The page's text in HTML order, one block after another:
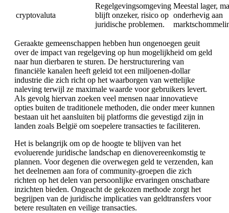
cryptovaluta
Regelgevingsomgeving
blijft onzeker, risico op
juridische problemen.
Meestal lager,
onderhevig aan
Geraakte gemeenschappen hebben hun ongenoegen geuit
over de impact van regelgeving op hun mogelijkheid om geld
naar hun dierbaren te sturen. De herstructurering van
financiële kanalen heeft geleid tot een miljoenen-dollar
industrie die zich richt op het waarborgen van wettelijke
naleving terwijl ze maximale waarde voor gebruikers levert.
Als gevolg hiervan zoeken veel mensen naar innovatieve
opties buiten de traditionele methoden, die onder meer kunnen
bestaan uit het aansluiten bij platforms die gevestigd zijn in
landen zoals België om soepelere transacties te faciliteren.
Het is belangrijk om op de hoogte te blijven van het
evoluerende juridische landschap en dienovereenkomstig te
plannen. Voor degenen die overwegen geld te verzenden, kan
het deelnemen aan fora of community-groepen die zich
richten op het delen van persoonlijke ervaringen onschatbare
inzichten bieden. Ongeacht de gekozen methode zorgt het
begrijpen van de juridische implicaties van geldtransfers voor
betere resultaten en veilige transacties.